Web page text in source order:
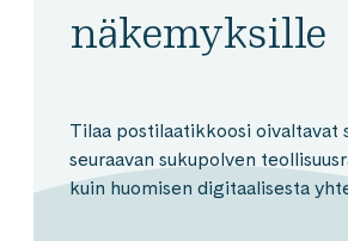
näkemyksille
Tilaa postilaatikkoosi oivaltavat
seuraavan sukupolven
kuin huomisen digitaalisesta